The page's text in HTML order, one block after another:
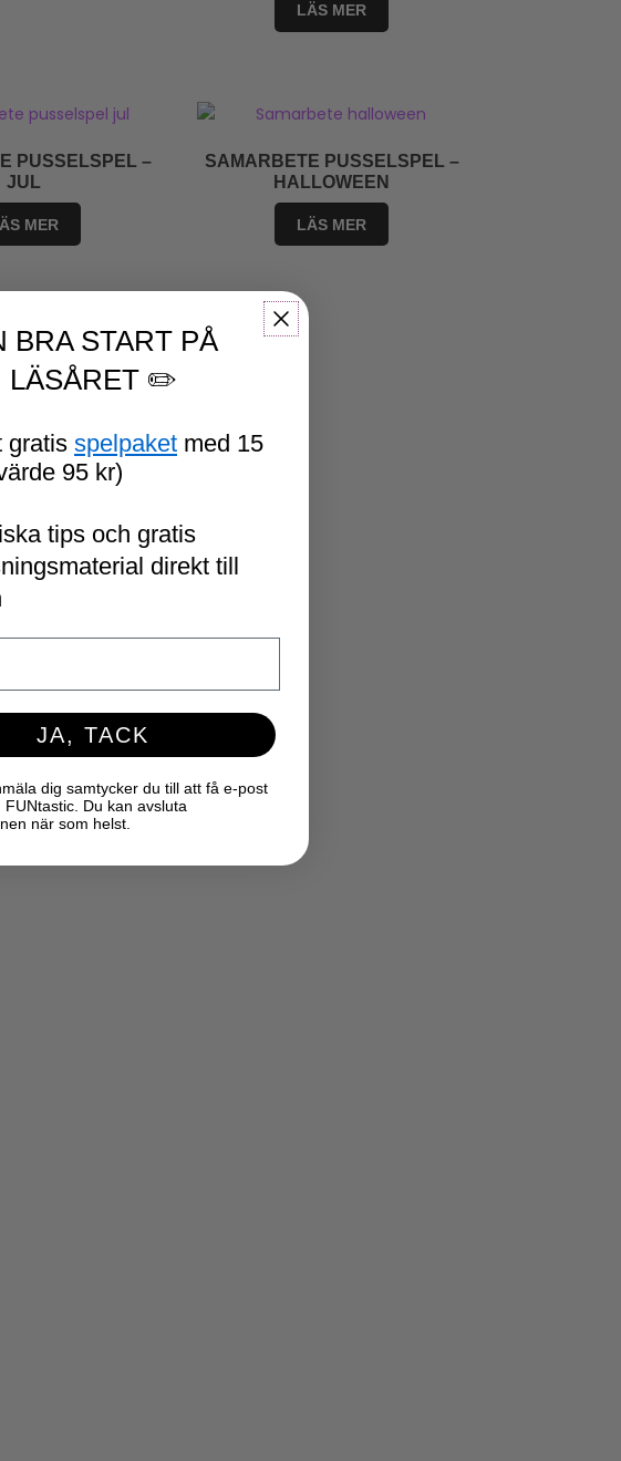
LÄS MER
PUSSELSPEL –
JUL
MER
SAMARBETE PUSSELSPEL –
HALLOWEEN
LÄS MER
BRA START PÅ
LÄSÅRET ✏️
gratis spelpaket med 15
95 kr)
tips och gratis
direkt till
JA, TACK
dig samtycker du till att få e-post
FUNtastic. Du kan avsluta
när som helst.